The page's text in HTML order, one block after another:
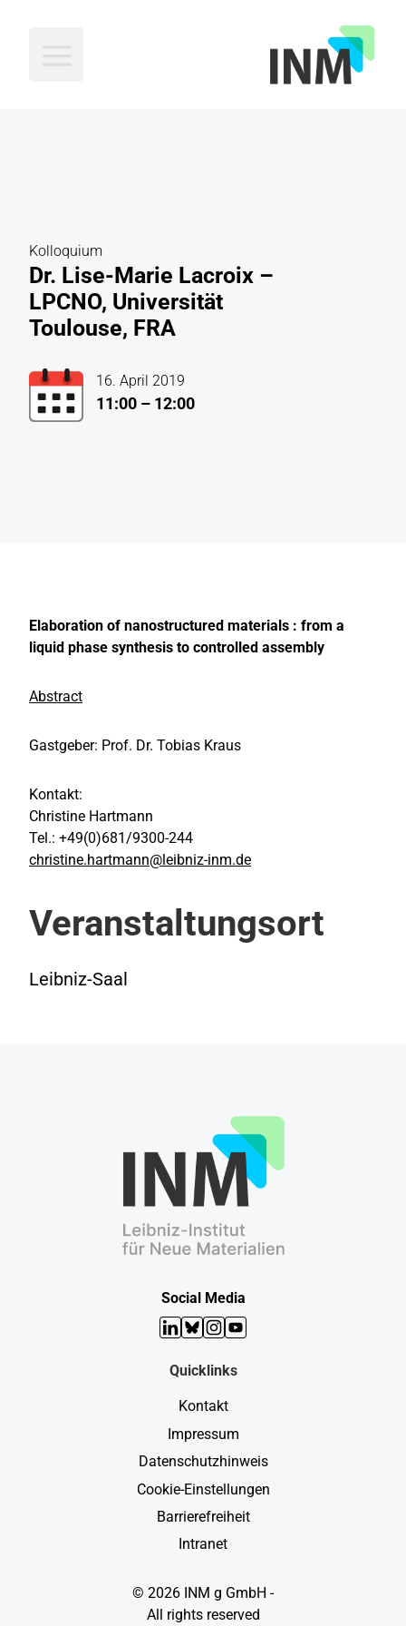
Kolloquium
Dr. Lise-Marie Lacroix –
LPCNO, Universität
Toulouse, FRA
16. April 2019
11:00 – 12:00
Elaboration of nanostructured materials : from a
liquid phase synthesis to controlled assembly
Abstract
Gastgeber: Prof. Dr. Tobias Kraus
Kontakt:
Christine Hartmann
Tel.: +49(0)681/9300-244
christine.hartmann@leibniz-inm.de
Veranstaltungsort
Leibniz-Saal
Social Media
LinkedIn
Bluesky
Instagram
YouTube
Quicklinks
Kontakt
Impressum
Datenschutzhinweis
Cookie-Einstellungen
Barrierefreiheit
Intranet
© 2026 INM g GmbH -
All rights reserved